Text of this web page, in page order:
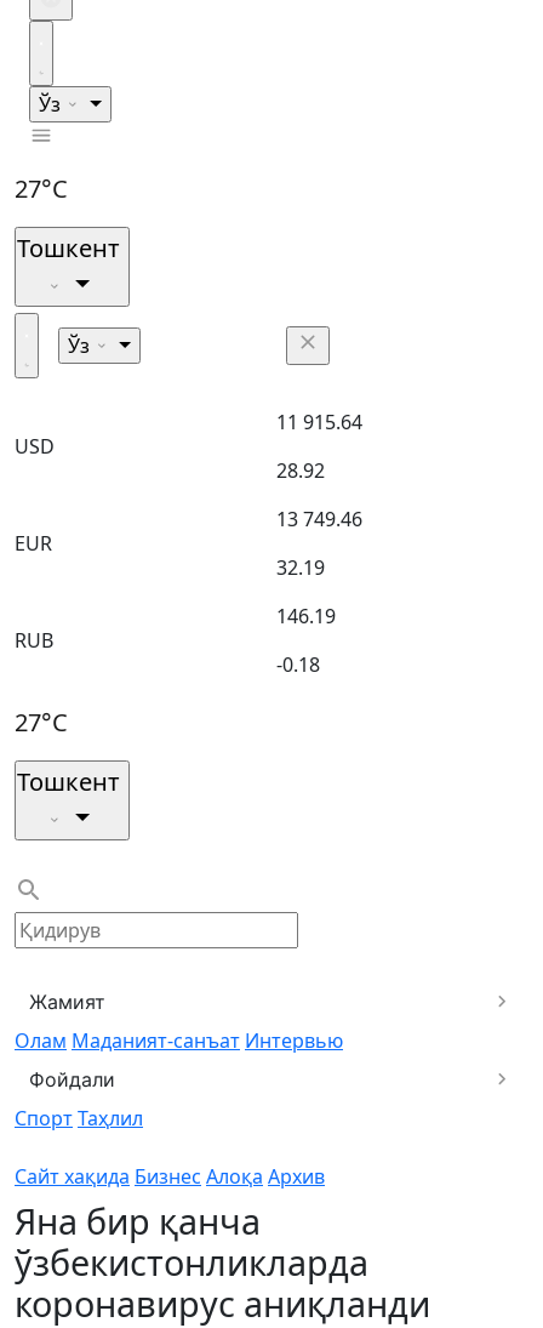
Ўз
27°C
Тошкент
Ўз
USD
11 915.64
28.92
EUR
13 749.46
32.19
RUB
146.19
-0.18
27°C
Тошкент
Жамият
Олам Маданият-санъат Интервью
Фойдали
СпортТаҳлил
Сайт хақида Бизнес Алоқа Архив
Яна бир қанча
ўзбекистонликларда
коронавирус аниқланди